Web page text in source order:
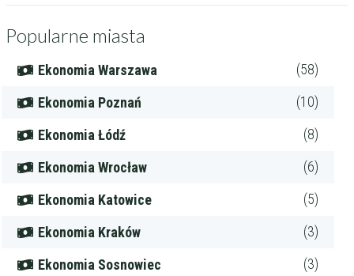
Popularne miasta
Ekonomia Warszawa (58)
Ekonomia Poznań (10)
Ekonomia Łódź (8)
Ekonomia Wrocław (6)
Ekonomia Katowice (5)
Ekonomia Kraków (3)
Ekonomia Sosnowiec (3)